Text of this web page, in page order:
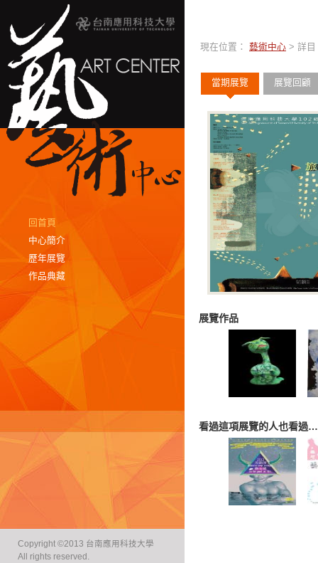
回首頁
中心簡介
歷年展覽
作品典藏
Copyright ©2013 台南應用科技大學
All rights reserved.
現在位置： 藝術中心 > 詳目
當期展覽 展覽回顧
展覽作品
看過這項展覽的人也看過…